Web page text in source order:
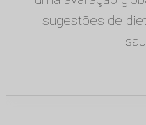
sugestões de